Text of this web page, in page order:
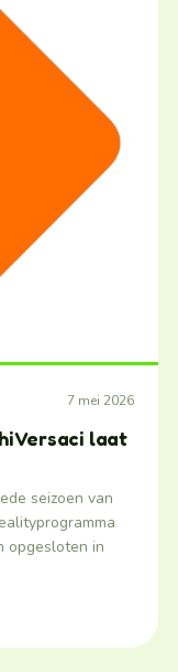
7 mei 2026
Versaci laat
seizoen van
opgesloten in